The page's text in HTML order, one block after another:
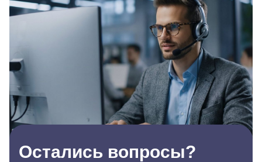
Остались вопросы?